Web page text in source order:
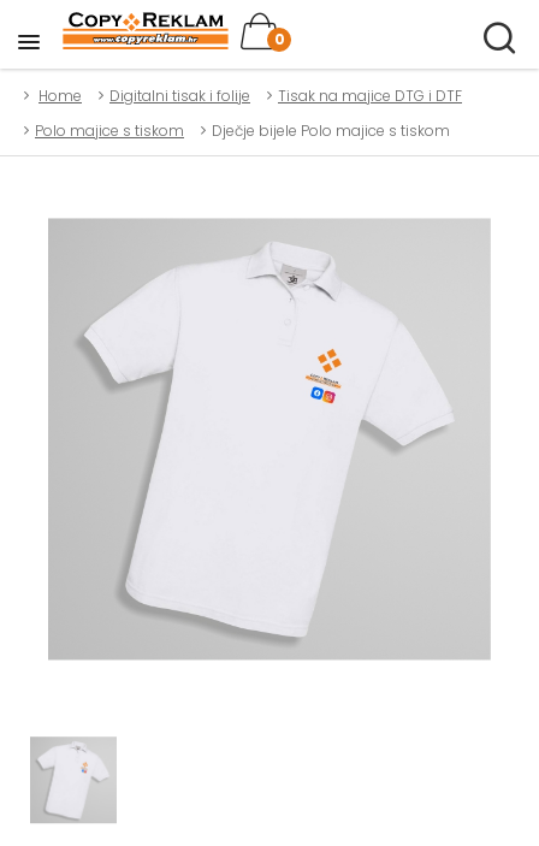
0
Home Digitalni tisak i folije
Tisak na majice DTG i DTF
Polo majice s tiskom
Dječje bijele Polo majice s tiskom